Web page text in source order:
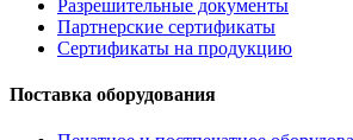
Разрешительные документы
Партнерские сертификаты
Сертификаты на продукцию
Поставка оборудования